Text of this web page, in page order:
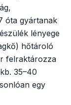
óta gyártanak
lényege
hőtároló
felraktározza
35–40
egy